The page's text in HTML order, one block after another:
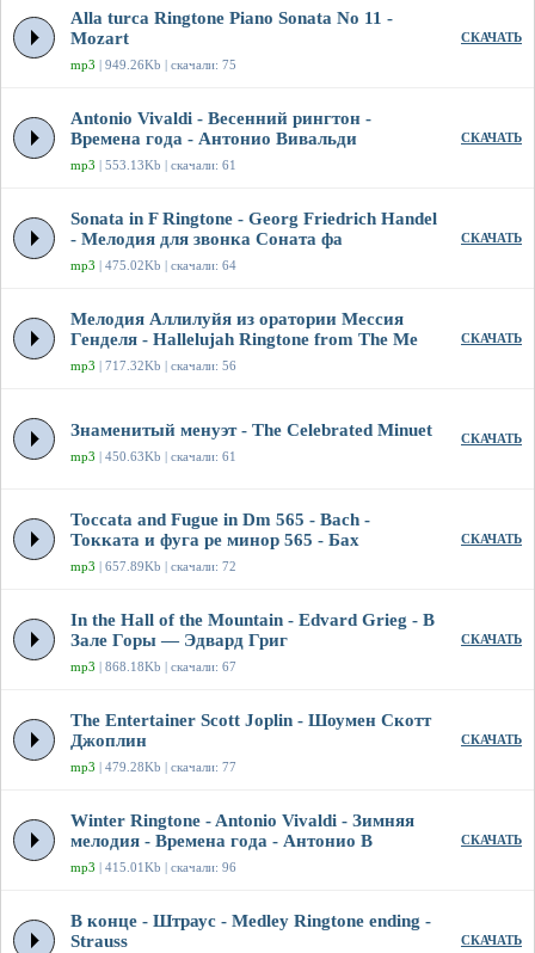
Alla turca Ringtone Piano Sonata No 11 -
Mozart
mp3 | 949.26Kb | скачали: 75
СКАЧАТЬ
Antonio Vivaldi - Весенний рингтон -
Времена года - Антонио Вивальди
mp3 | 553.13Kb | скачали: 61
СКАЧАТЬ
Sonata in F Ringtone - Georg Friedrich Handel
- Мелодия для звонка Соната фа
mp3 | 475.02Kb | скачали: 64
СКАЧАТЬ
Мелодия Аллилуйя из оратории Мессия
Генделя - Hallelujah Ringtone from The Me
mp3 | 717.32Kb | скачали: 56
СКАЧАТЬ
Знаменитый менуэт - The Celebrated Minuet
mp3 | 450.63Kb | скачали: 61
СКАЧАТЬ
Toccata and Fugue in Dm 565 - Bach -
Токката и фуга ре минор 565 - Бах
mp3 | 657.89Kb | скачали: 72
СКАЧАТЬ
In the Hall of the Mountain - Edvard Grieg - В
Зале Горы — Эдвард Григ
mp3 | 868.18Kb | скачали: 67
СКАЧАТЬ
The Entertainer Scott Joplin - Шоумен Скотт
Джоплин
mp3 | 479.28Kb | скачали: 77
СКАЧАТЬ
Winter Ringtone - Antonio Vivaldi - Зимняя
мелодия - Времена года - Антонио В
mp3 | 415.01Kb | скачали: 96
СКАЧАТЬ
В конце - Штраус - Medley Ringtone ending -
Strauss
СКАЧАТЬ